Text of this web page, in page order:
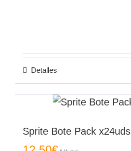
Detalles
Sprite Bote Pack x24uds